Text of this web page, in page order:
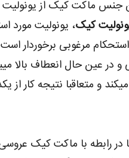
ماکت کیک از یونولیت
کیک، یونولیت مورد
استحکام مرغوبی برخوردار
در عین حال انعطاف بالا
و متعاقبا نتیجه کار از
در رابطه با ماکت کیک